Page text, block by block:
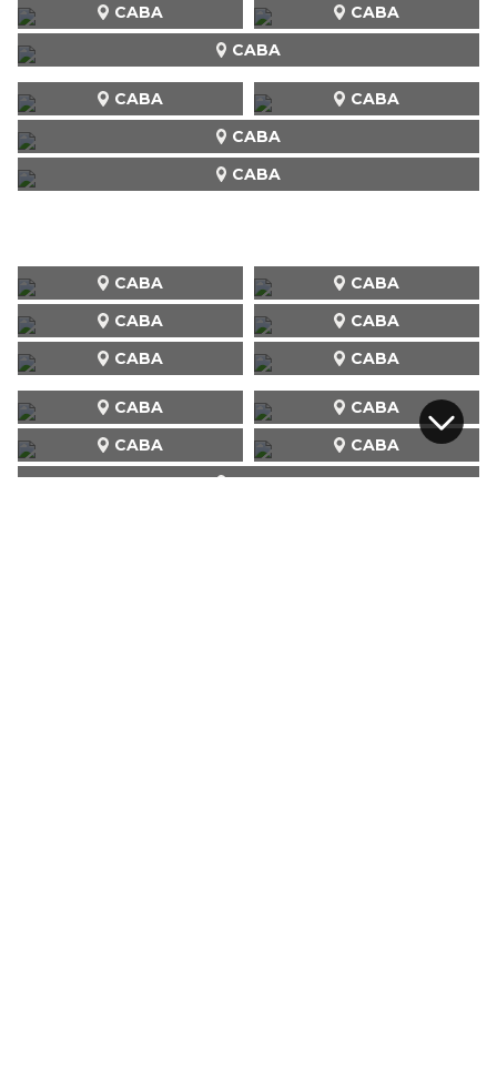
CABA
CABA CABA
CABA
CABA CABA
CABA
CABA
CABA
CABA
CABA
CABA
CABA
CABA CABA
CABA
CABA CABA